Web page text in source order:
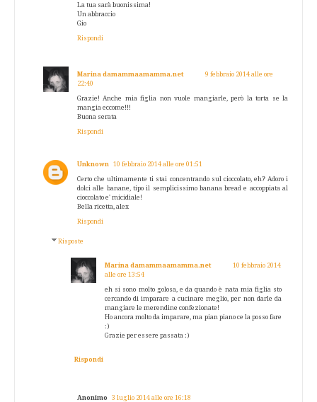
La tua sarà buonissima!
Un abbraccio
Gio
Rispondi
Marina damammaamamma.net
9 febbraio 2014 alle ore
22:40
Grazie! Anche mia figlia non vuole mangiarle, però la torta se la
mangia eccome!!!
Buona serata
Rispondi
Unknown 10 febbraio 2014 alle ore 01:51
Certo che ultimamente ti stai concentrando sul cioccolato, eh? Adoro i
dolci alle banane, tipo il semplicissimo banana bread e accoppiata al
cioccolato e' micidiale!
Bella ricetta, alex
Rispondi
Risposte
Marina damammaamamma.net
10 febbraio 2014
alle ore 13:54
eh si sono molto golosa, e da quando è nata mia figlia sto
cercando di imparare a cucinare meglio, per non darle da
mangiare le merendine confezionate!
Ho ancora molto da imparare, ma pian piano ce la posso fare
:)
Grazie per essere passata :)
Rispondi
Anonimo 3 luglio 2014 alle ore 16:18